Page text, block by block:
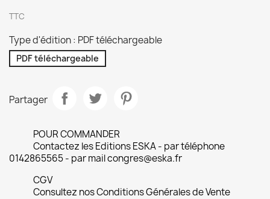
TTC
Type d'édition : PDF téléchargeable
PDF téléchargeable
Partager
POUR COMMANDER
Contactez les Editions ESKA - par téléphone
0142865565 - par mail congres@eska.fr
CGV
Consultez nos Conditions Générales de Vente